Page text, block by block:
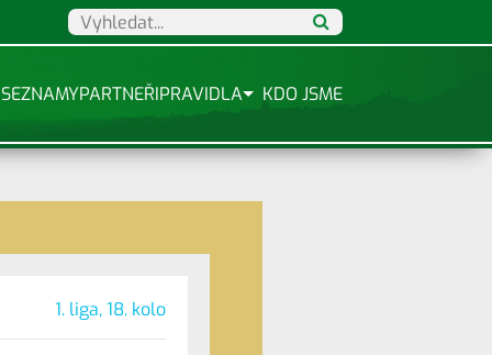
SEZNAMYPARTNEŘIPRAVIDLA KDO JSME
1. liga, 18. kolo